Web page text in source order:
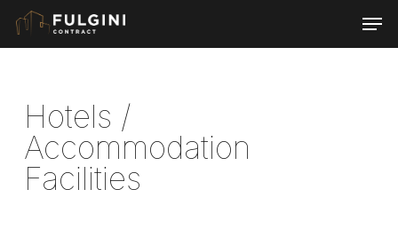
Skip
Hotels /
Accommodation
Facilities